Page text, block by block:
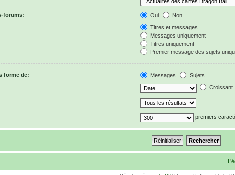
forums: Oui
Non
Titres et messages
Messages uniquement
Titres uniquement
Premier message des sujets
forme de: Messages
Sujets
Croissant
premiers